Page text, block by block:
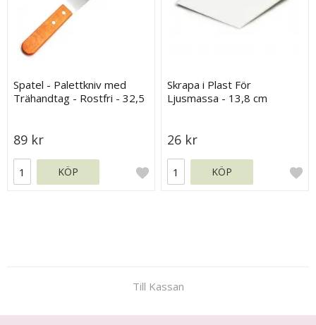
Spatel - Palettkniv med
Trähandtag - Rostfri - 32,5
89 kr
KÖP
Skrapa i Plast För
Ljusmassa - 13,8 cm
26 kr
KÖP
Till Kassan